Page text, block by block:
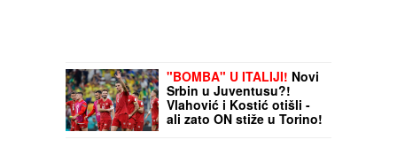
"BOMBA" U ITALIJI! Novi
Srbin u Juventusu?!
Vlahović i Kostić otišli -
ali zato ON stiže u Torino!